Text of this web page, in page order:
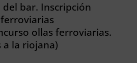
bar. Inscripción
ollas ferroviarias.
a la riojana)